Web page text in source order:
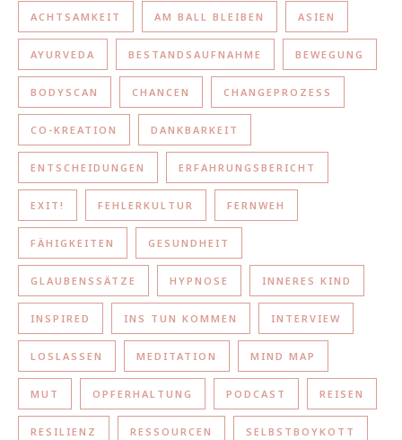
ACHTSAMKEIT AM BALL BLEIBEN ASIEN
AYURVEDA BESTANDSAUFNAHME BEWEGUNG
BODYSCAN CHANCEN CHANGEPROZESS
CO-KREATION DANKBARKEIT
ENTSCHEIDUNGEN ERFAHRUNGSBERICHT
EXIT! FEHLERKULTUR FERNWEH
FÄHIGKEITEN GESUNDHEIT
GLAUBENSSÄTZE HYPNOSE INNERES KIND
INSPIRED INS TUN KOMMEN INTERVIEW
LOSLASSEN MEDITATION MIND MAP
MUT OPFERHALTUNG PODCAST REISEN
RESILIENZ RESSOURCEN SELBSTBOYKOTT